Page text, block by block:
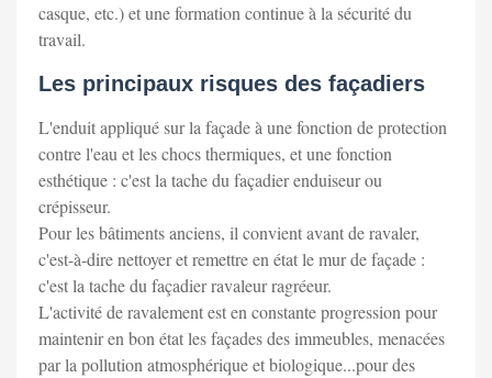
casque, etc.) et une formation continue à la sécurité du
travail.
Les principaux risques des façadiers
L'enduit appliqué sur la façade à une fonction de protection
contre l'eau et les chocs thermiques, et une fonction
esthétique : c'est la tache du façadier enduiseur ou
crépisseur.
Pour les bâtiments anciens, il convient avant de ravaler,
c'est-à-dire nettoyer et remettre en état le mur de façade :
c'est la tache du façadier ravaleur ragréeur.
L'activité de ravalement est en constante progression pour
maintenir en bon état les façades des immeubles, menacées
par la pollution atmosphérique et biologique...pour des